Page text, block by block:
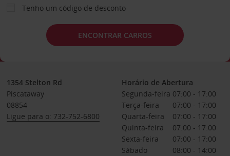
Tenho um código de desconto
ENCONTRAR CARROS
1354 Stelton Rd
Piscataway
08854
Ligue para o: 732-752-6800
Horário de Abertura
Segunda-feira 07:00 - 17:00
Terça-feira
07:00 - 17:00
Quarta-feira
07:00 - 17:00
Quinta-feira
07:00 - 17:00
Sexta-feira
07:00 - 17:00
Sábado
08:00 - 14:00